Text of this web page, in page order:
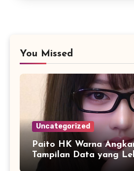
You Missed
Uncategorized
Paito HK Warna
Tampilan Data yang
Dipahami dan Dianalisis